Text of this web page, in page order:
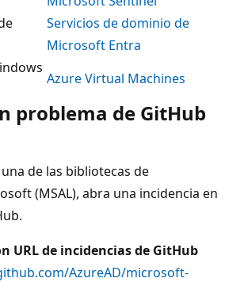
Servicios de dominio de
Microsoft Entra
Azure Virtual Machines
problema de GitHub
de las bibliotecas de
(MSAL), abra una incidencia en
URL de incidencias de GitHub
AzureAD/microsoft-